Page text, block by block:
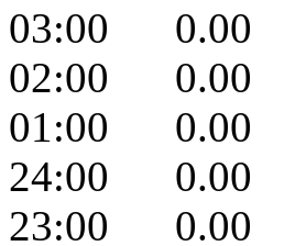
03:00 0.00
02:00 0.00
01:00 0.00
24:00 0.00
23:00 0.00